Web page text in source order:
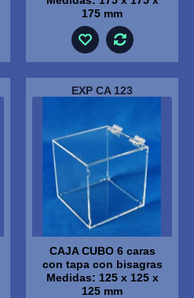
175 mm
EXP CA 123
CAJA CUBO 6 caras
con tapa con bisagras
Medidas: 125 x 125 x
125 mm